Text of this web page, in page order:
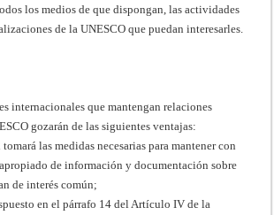
los medios de que dispongan, las actividades
de la UNESCO que puedan interesarles.
internacionales que mantengan relaciones
gozarán de las siguientes ventajas:
las medidas necesarias para mantener con
de información y documentación sobre
de interés común;
en el párrafo 14 del Artículo IV de la